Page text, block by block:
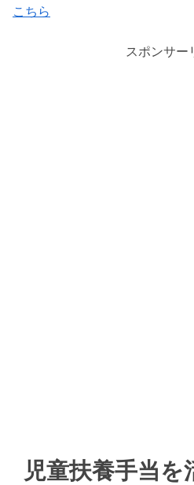
こちら
スポンサー
児童扶養手当を